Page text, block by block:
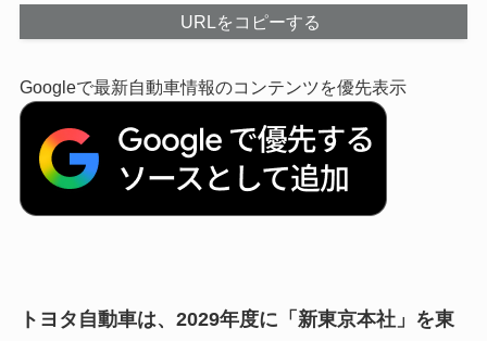
URLをコピーする
Googleで最新自動車情報のコンテンツを優先表示
トヨタ自動車は、2029年度に「新東京本社」を東